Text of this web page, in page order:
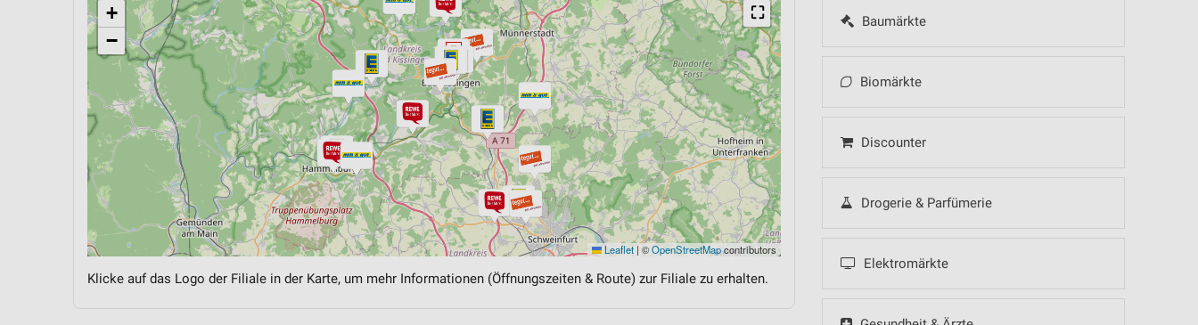
Baumärkte
Biomärkte
Discounter
Drogerie & Parfümerie
Elektromärkte
⛶
+
−
Leaflet | ©OpenStreetMapcontributors
Klicke auf das Logo der Filiale in der Karte, um mehr Informationen (Öffnungszeiten & Route) zur Filiale zu erhalten.